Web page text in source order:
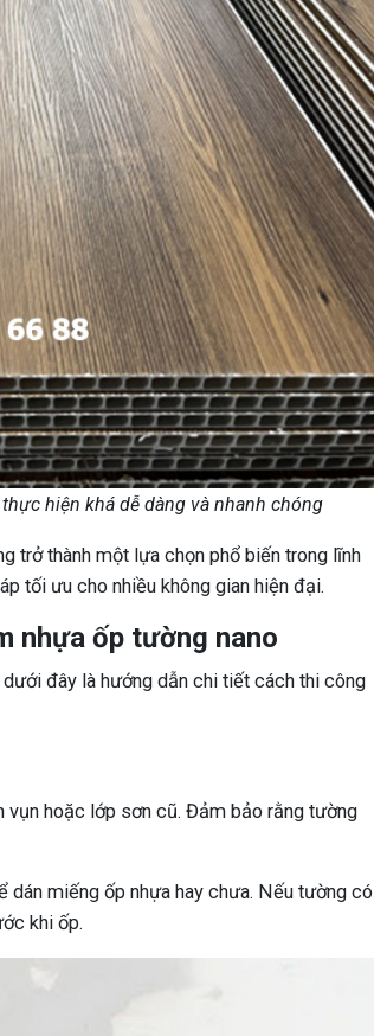
hiện khá dễ dàng và nhanh chóng
trở thành một lựa chọn phổ biến trong lĩnh
tối ưu cho nhiều không gian hiện đại.
nhựa ốp tường nano
đây là hướng dẫn chi tiết cách thi công
vụn hoặc lớp sơn cũ. Đảm bảo rằng tường
miếng ốp nhựa hay chưa. Nếu tường có
khi ốp.